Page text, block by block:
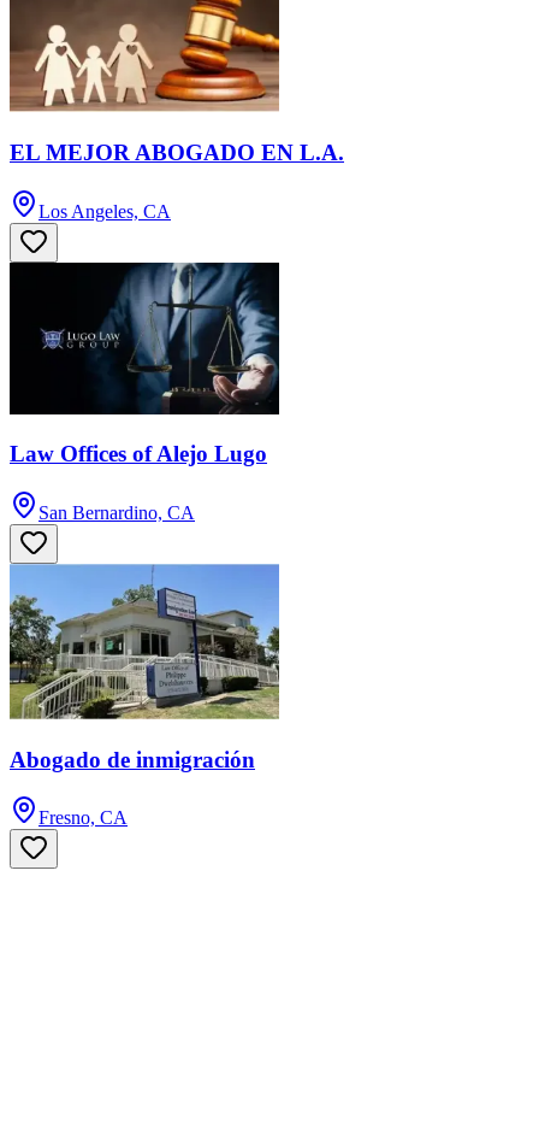
EL MEJOR ABOGADO EN L.A.
Los Angeles, CA
Law Offices of Alejo Lugo
San Bernardino, CA
Abogado de inmigración
Fresno, CA